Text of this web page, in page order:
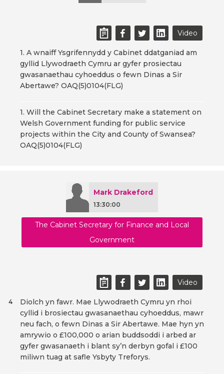
Video
1. A wnaiff Ysgrifennydd y Cabinet ddatganiad am
gyllid Llywodraeth Cymru ar gyfer prosiectau
gwasanaethau cyhoeddus o fewn Dinas a Sir
Abertawe? OAQ(5)0104(FLG)
1. Will the Cabinet Secretary make a statement on
Welsh Government funding for public service
projects within the City and County of Swansea?
OAQ(5)0104(FLG)
Mark Drakeford
13:30:00
The Cabinet Secretary for Finance and Local
Government
Video
Diolch yn fawr. Mae Llywodraeth Cymru yn rhoi
cyllid i brosiectau gwasanaethau cyhoeddus, mawr
neu fach, o fewn Dinas a Sir Abertawe. Mae hyn yn
amrywio o £100,000 o arian buddsoddi i arbed ar
gyfer gwasanaeth i blant sy’n derbyn gofal i £100
miliwn tuag at safle Ysbyty Treforys.
4